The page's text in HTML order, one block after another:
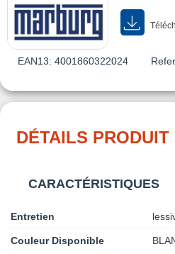
EAN13: 4001860322024
DÉTAILS PRODUIT
CARACTÉRISTIQUES
Entretien
Couleur Disponible